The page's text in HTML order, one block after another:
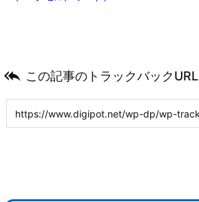
 この記事のトラックバックURL